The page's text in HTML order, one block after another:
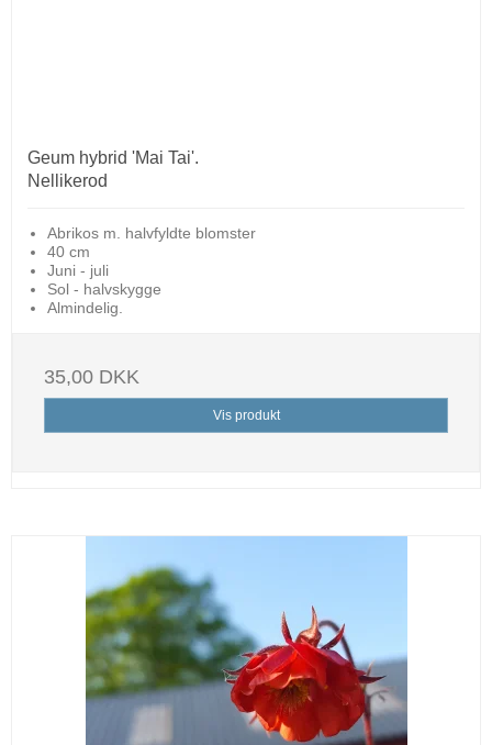
Geum hybrid 'Mai Tai'.
Nellikerod
Abrikos m. halvfyldte blomster
40 cm
Juni - juli
Sol - halvskygge
Almindelig.
35,00 DKK
Vis produkt